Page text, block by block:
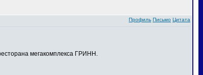
Профиль Письмо Цитата
мегакомплекса ГРИНН.